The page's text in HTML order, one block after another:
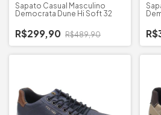
Sapato Casual Masculino
Democrata Dune Hi Soft 32
R$299,90 R$489,90